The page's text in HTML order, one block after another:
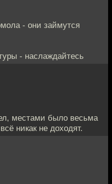
- они займутся
- наслаждайтесь
местами было весьма
никак не доходят.